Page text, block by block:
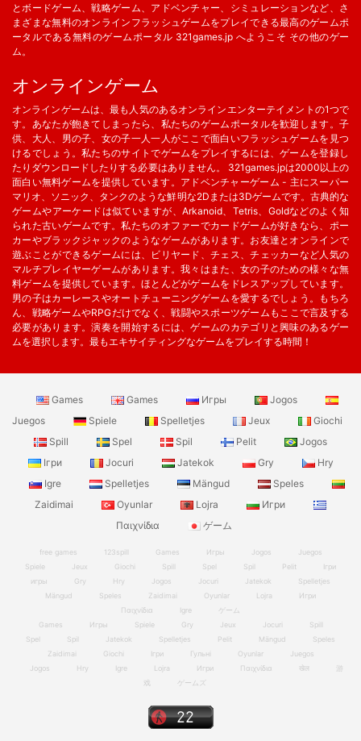
とボードゲーム、戦略ゲーム、アドベンチャー、シミュレーションなど、さ
まざまな無料のオンラインフラッシュゲームをプレイできる最高のゲームポ
ータルである無料のゲームポータル 321games.jp へようこそ その他のゲー
ム。
オンラインゲーム
オンラインゲームは、最も人気のあるオンラインエンターテイメントの1つで
す。あなたが飽きてしまったら、私たちのゲームポータルを歓迎します。子
供、大人、男の子、女の子一人一人がここで面白いフラッシュゲームを見つ
けるでしょう。私たちのサイトでゲームをプレイするには、ゲームを登録し
たりダウンロードしたりする必要はありません。 321games.jpは2000以上の
面白い無料ゲームを提供しています。アドベンチャーゲーム - 主にスーパー
マリオ、ソニック、タンクのような鮮明な2Dまたは3Dゲームです。古典的な
ゲームやアーケードは似ていますが、Arkanoid、Tetris、Goldなどのよく知
られた古いゲームです。私たちのオファーでカードゲームが好きなら、ポー
カーやブラックジャックのようなゲームがあります。お友達とオンラインで
遊ぶことができるゲームには、ビリヤード、チェス、チェッカーなど人気の
マルチプレイヤーゲームがあります。我々はまた、女の子のための様々な無
料ゲームを提供しています。ほとんどがゲームをドレスアップしています。
男の子はカーレースやオートチューニングゲームを愛するでしょう。もちろ
ん、戦略ゲームやRPGだけでなく、戦闘やスポーツゲームもここで言及する
必要があります。演奏を開始するには、ゲームのカテゴリと興味のあるゲー
ムを選択します。最もエキサイティングなゲームをプレイする時間！
Games Games Игры
Jogos
Juegos
Spiele Spelletjes Jeux
Giochi
Spill
Spel Spil Pelit
Jogos
Ігри
Jocuri Jatekok Gry
Hry
Igre
Spelletjes Mängud
Speles
Zaidimai
Oyunlar Lojra
Игри
Παιχνίδια
ゲーム
free games 123spill Games Игры Jogos
Juegos
Spiele
Jeux Giochi Spill Spel Spil Pelit
Ігри
игры
Gry Hry Jogos Jocuri Jatekok
Spelletjes
Mängud
Speles Zaidimai Oyunlar Lojra
Игри
Παιχνίδια
Igre
ゲーム
Games
Игры Spiele Gry Jeux Jocuri
Spill
Spel
Spil Jatekok Spelletjes Pelit Mängud
Speles
Zaidimai
Giochi Ігри Гульні Oyunlar
Juegos
Jogos
Hry Igre Lojra Игри Παιχνίδια खेल
游
戏
ゲームズ